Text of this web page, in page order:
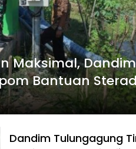
Maksimal, Dandim
Bantuan
Dandim Tulungagung